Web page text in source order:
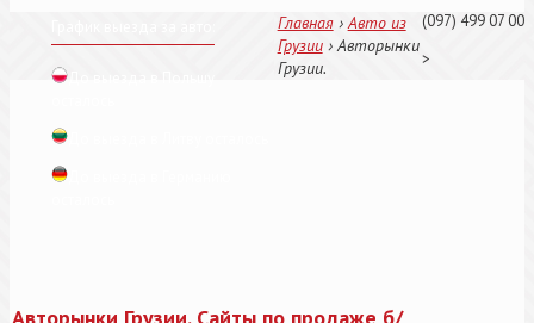
До выезда в Польшу
До выезда в Литву осталось
До выезда в Германию
(097) 499 07 00
>
Главная › Авто из
Грузии › Авторынки
Грузии.